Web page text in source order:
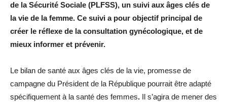
de la Sécurité Sociale (PLFSS), un suivi aux âges clés de
la vie de la femme. Ce suivi a pour objectif principal de
créer le réflexe de la consultation gynécologique, et de
mieux informer et prévenir.
Le bilan de santé aux âges clés de la vie, promesse de
campagne du Président de la République pourrait être adapté
spécifiquement à la santé des femmes. Il s’agira de mener des